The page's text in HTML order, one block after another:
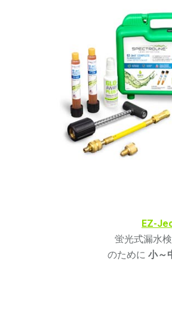
EZ-
蛍光式漏水
のために 小～